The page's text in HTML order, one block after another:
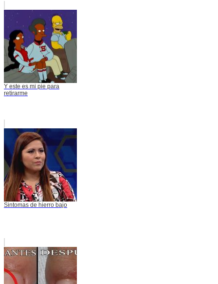
Y este es mi pie para
retirarme
Sintomas de hierro bajo